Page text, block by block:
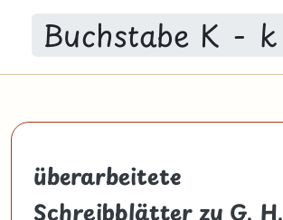
Buchstabe K - k
überarbeitete
Schreibblätter zu G, H,